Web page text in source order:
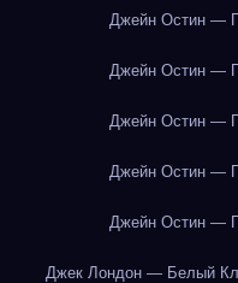
Джейн Остин —
Джейн Остин —
Джейн Остин —
Джейн Остин —
Джейн Остин —
Джек Лондон — Белый